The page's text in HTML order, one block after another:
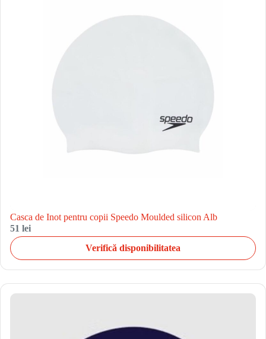
Casca de Inot pentru copii Speedo Moulded silicon Alb
51 lei
Verifică disponibilitatea